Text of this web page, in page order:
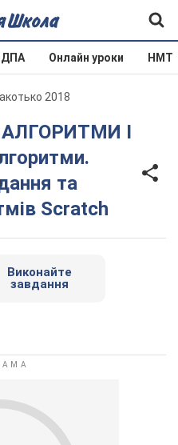
ДПА Онлайн уроки НМТ
2018
та
Scratch
Виконайте
завдання